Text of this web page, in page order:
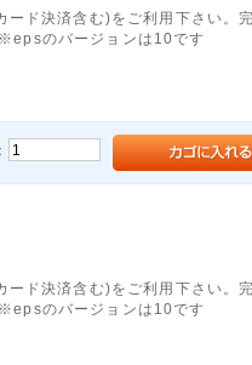
ド決済含む)をご利用下さい。
のバージョンは10です
ド決済含む)をご利用下さい。
のバージョンは10です